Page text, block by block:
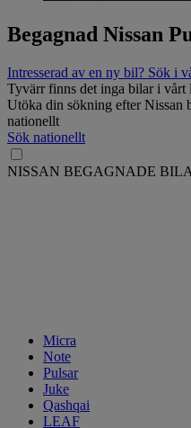
Begagnad Nissan
Intresserad av en ny bil? Sök i
Tyvärr finns det inga bilar i vårt
Utöka din sökning efter Nissan
nationellt
Sök nationellt
NISSAN BEGAGNADE
Micra
Note
Pulsar
Juke
Qashqai
LEAF